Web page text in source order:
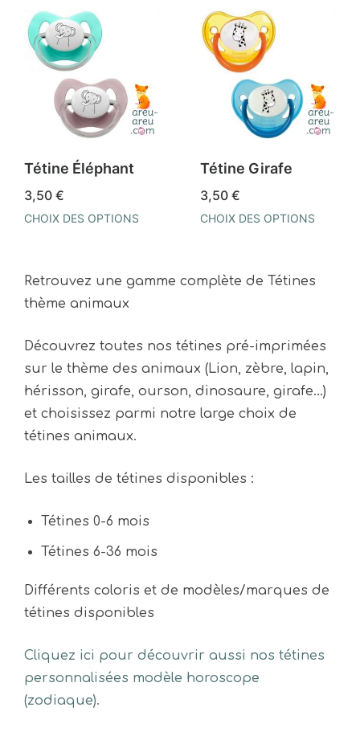
du
produit
produit
a
plusieurs
variations.
options
peuvent
être
sur
la
du
produit
a
plusieurs
variations.
options
peuvent
être
sur
la
du
Tétine Éléphant
3,50 €
CHOIX DES OPTIONS
a
plusieurs
Les
options
peuvent
être
choisies
la
produit
Tétine Girafe
3,50 €
CHOIX DES OPTIONS
a
Les
options
peuvent
être
la
Retrouvez une gamme complète de Tétines
thème animaux
Découvrez toutes nos tétines pré-imprimées
sur le thème des animaux (Lion, zèbre, lapin,
hérisson, girafe, ourson, dinosaure, girafe…)
et choisissez parmi notre large choix de
tétines animaux.
Les tailles de tétines disponibles :
Tétines 0-6 mois
Tétines 6-36 mois
Différents coloris et de modèles/marques de
tétines disponibles
Cliquez ici pour découvrir aussi nos tétines
personnalisées modèle horoscope
(zodiaque).